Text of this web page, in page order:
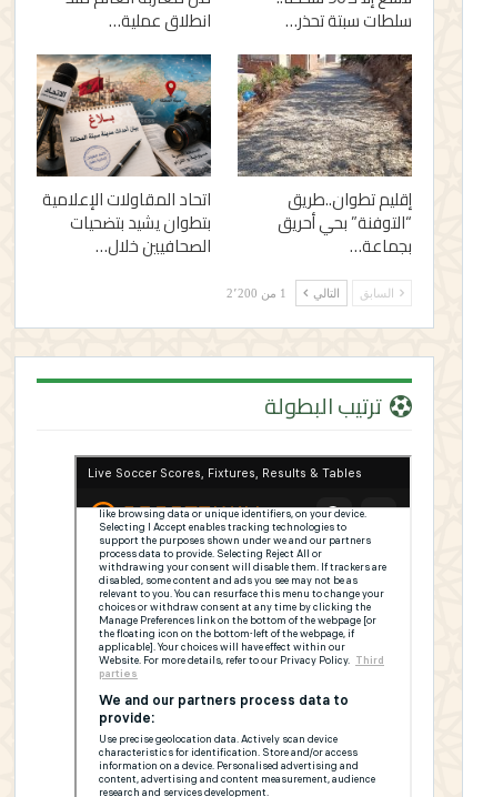
سلطات سبتة تحذر… انطلاق عملية…
إقليم تطوان..طريق
“التوفنة” بحي أحريق
بجماعة…
اتحاد المقاولات الإعلامية
بتطوان يشيد بتضحيات
الصحافيين خلال…
السابق التالي 1 من 2٬200
ترتيب البطولة